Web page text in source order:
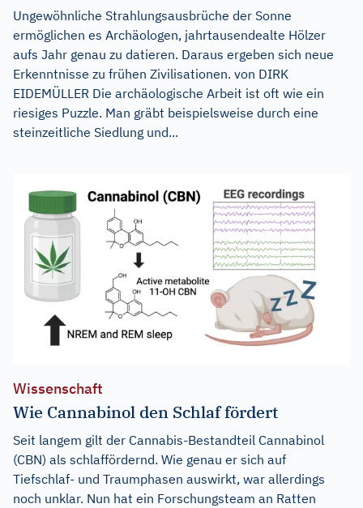
Ungewöhnliche Strahlungsausbrüche der Sonne
ermöglichen es Archäologen, jahrtausendealte Hölzer
aufs Jahr genau zu datieren. Daraus ergeben sich neue
Erkenntnisse zu frühen Zivilisationen. von DIRK
EIDEMÜLLER Die archäologische Arbeit ist oft wie ein
riesiges Puzzle. Man gräbt beispielsweise durch eine
steinzeitliche Siedlung und...
Wissenschaft
Wie Cannabinol den Schlaf fördert
Seit langem gilt der Cannabis-Bestandteil Cannabinol
(CBN) als schlaffördernd. Wie genau er sich auf
Tiefschlaf- und Traumphasen auswirkt, war allerdings
noch unklar. Nun hat ein Forschungsteam an Ratten